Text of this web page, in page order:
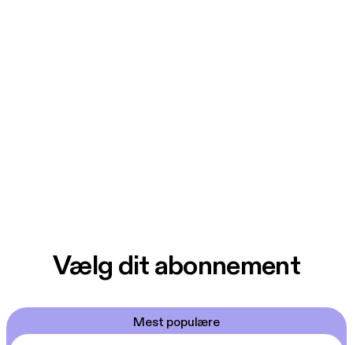
Vælg dit abonnement
Mest populære